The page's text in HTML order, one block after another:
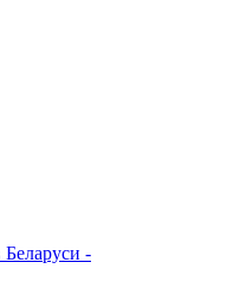
Беларуси -